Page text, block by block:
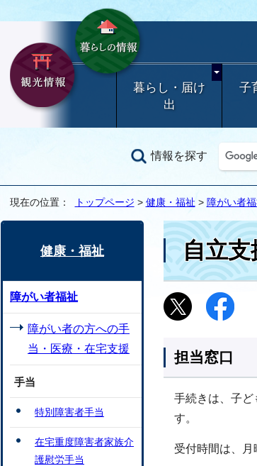
暮らし・届け
出
子
情報を探す
現在の位置： トップページ > 健康・福祉 > 障がい者
自立
担当窓口
手続きは、子ど
す。
受付時間は、月
健康・福祉
障がい者福祉
障がい者の方への手
当・医療・在宅支援
手当
特別障害者手当
在宅重度障害者家族介
護慰労手当